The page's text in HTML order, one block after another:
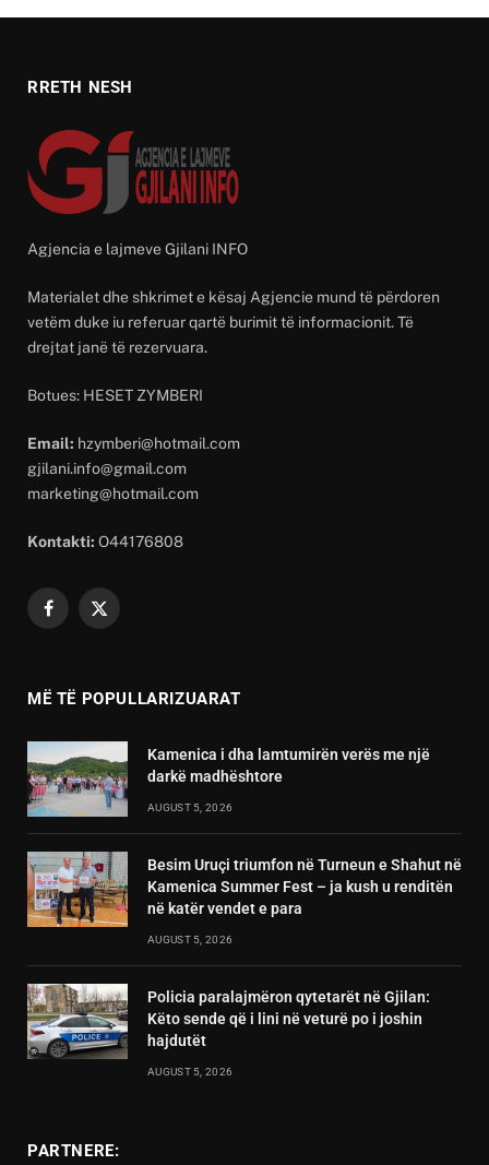
RRETH NESH
Agjencia e lajmeve Gjilani INFO
Materialet dhe shkrimet e kësaj Agjencie mund të përdoren
vetëm duke iu referuar qartë burimit të informacionit. Të
drejtat janë të rezervuara.
Botues: HESET ZYMBERI
Email: hzymberi@hotmail.com
gjilani.info@gmail.com
marketing@hotmail.com
Kontakti: O44176808
Facebook
X
MË TË POPULLARIZUARAT
Kamenica i dha lamtumirën verës me një
darkë madhështore
AUGUST 5, 2026
Besim Uruçi triumfon në Turneun e Shahut në
Kamenica Summer Fest – ja kush u renditën
në katër vendet e para
AUGUST 5, 2026
Policia paralajmëron qytetarët në Gjilan:
Këto sende që i lini në veturë po i joshin
hajdutët
AUGUST 5, 2026
PARTNERE: